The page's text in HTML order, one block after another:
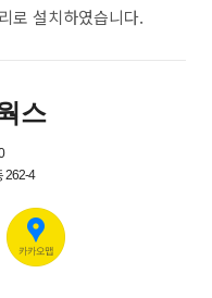
로 설치하였습니다.